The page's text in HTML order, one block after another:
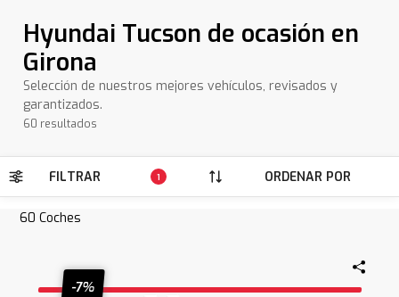
Hyundai Tucson de ocasión en
Girona
Selección de nuestros mejores vehículos, revisados y
garantizados.
60 resultados
FILTRAR 1 ORDENAR POR
60 Coches
-7%